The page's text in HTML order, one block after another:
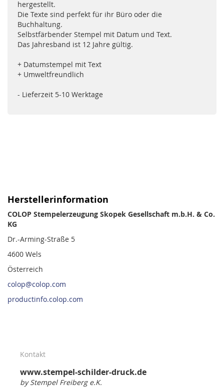
hergestellt.
Die Texte sind perfekt für ihr Büro oder die
Buchhaltung.
Selbstfärbender Stempel mit Datum und Text.
Das Jahresband ist 12 Jahre gültig.
+ Datumstempel mit Text
+ Umweltfreundlich
- Lieferzeit 5-10 Werktage
Herstellerinformation
COLOP Stempelerzeugung Skopek Gesellschaft m.b.H. & Co.
KG
Dr.-Arming-Straße 5
4600 Wels
Österreich
colop@colop.com
productinfo.colop.com
Kontakt
www.stempel-schilder-druck.de
by Stempel Freiberg e.K.